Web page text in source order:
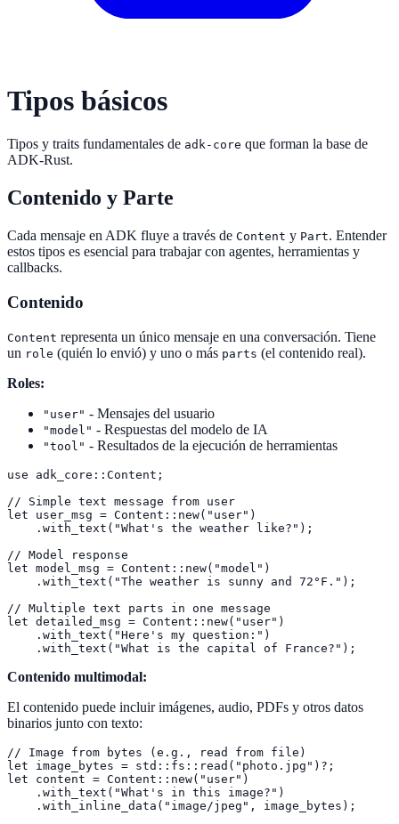
Tipos básicos
Tipos y traits fundamentales de adk-core que forman la base de
ADK-Rust.
Contenido y Parte
Cada mensaje en ADK fluye a través de Content y Part. Entender
estos tipos es esencial para trabajar con agentes, herramientas y
callbacks.
Contenido
Content representa un único mensaje en una conversación. Tiene
un role (quién lo envió) y uno o más parts (el contenido real).
Roles:
"user" - Mensajes del usuario
"model" - Respuestas del modelo de IA
"tool" - Resultados de la ejecución de herramientas
use adk_core::Content;
// Simple text message from user
let user_msg = Content::new("user")
    .with_text("What's the weather like?");
// Model response
let model_msg = Content::new("model")
    .with_text("The weather is sunny and 72°F.");
// Multiple text parts in one message
let detailed_msg = Content::new("user")
    .with_text("Here's my question:")
    .with_text("What is the capital of France?");
Contenido multimodal:
El contenido puede incluir imágenes, audio, PDFs y otros datos
binarios junto con texto:
// Image from bytes (e.g., read from file)
let image_bytes = std::fs::read("photo.jpg")?;
let content = Content::new("user")
    .with_text("What's in this image?")
    .with_inline_data("image/jpeg", image_bytes);